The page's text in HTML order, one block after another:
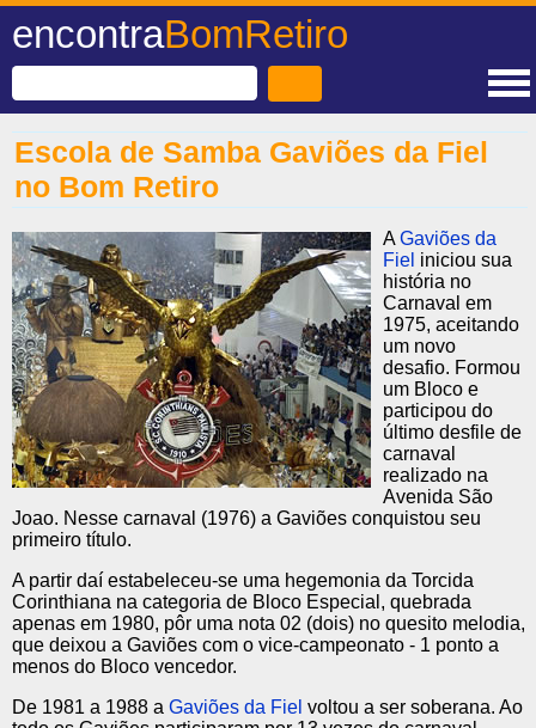
encontraBomRetiro
Escola de Samba Gaviões da Fiel
no Bom Retiro
AGaviões da
Fiel iniciou sua
história no
Carnaval em
1975, aceitando
um novo
desafio. Formou
um Bloco e
participou do
último desfile de
carnaval
realizado na
Avenida São
Joao. Nesse carnaval (1976) a Gaviões conquistou seu
primeiro título.
A partir daí estabeleceu-se uma hegemonia da Torcida
Corinthiana na categoria de Bloco Especial, quebrada
apenas em 1980, pôr uma nota 02 (dois) no quesito melodia,
que deixou a Gaviões com o vice-campeonato - 1 ponto a
menos do Bloco vencedor.
De 1981 a 1988 a Gaviões da Fiel voltou a ser soberana. Ao